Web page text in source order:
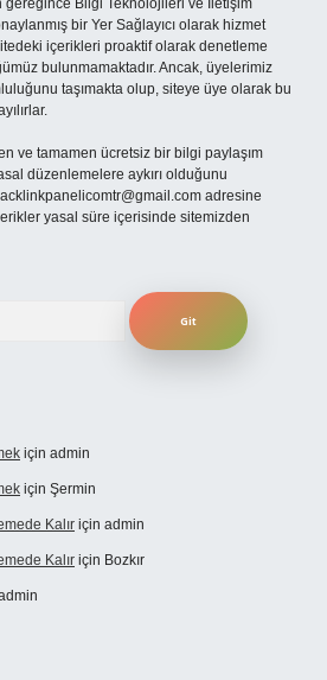
gereğince Bilgi Teknolojileri ve İletişim
bir Yer Sağlayıcı olarak hizmet
içerikleri proaktif olarak denetleme
bulunmamaktadır. Ancak, üyelerimiz
taşımakta olup, siteye üye olarak bu
ve tamamen ücretsiz bir bilgi paylaşım
düzenlemelere aykırı olduğunu
adresine
yasal süre içerisinde sitemizden
için admin
için Şermin
Kalır için admin
Kalır için Bozkır